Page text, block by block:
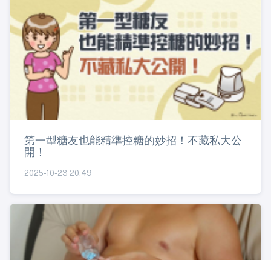
第一型糖友也能精準控糖的妙招！不藏私大公
開！
2025-10-23 20:49